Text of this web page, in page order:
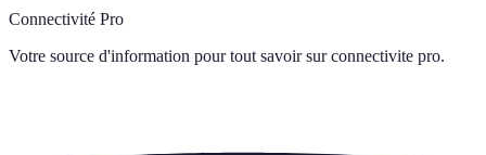
Connectivité Pro
Votre source d'information pour tout savoir sur connectivite pro.